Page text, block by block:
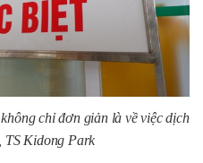
chỉ đơn giản là về việc dịch
Kidong Park